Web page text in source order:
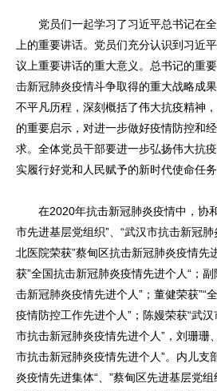
党员们一起学习了习近平总书记在全
上的重要讲话。党员们充分认识到习近
议上重要讲话的重大意义。总书记的重
击新冠肺炎疫情斗争取得的重大战略成
不平凡历程，深刻概括了伟大抗疫精神
的重要启示，对进一步做好疫情防控和
求。全体党员干部要进一步弘扬伟大抗
实履行好党和人民赋予的新时代使命任务
在2020年抗击新冠肺炎疫情中，协和
市先进基层党组织”、“武汉市抗击新冠
北医院荣获”蔡甸区抗击新冠肺炎疫情先
获”全国抗击新冠肺炎疫情先进个人“；
击新冠肺炎疫情先进个人”；董健荣获”“
疫情防控工作先进个人”；陈嫚荣获“武汉
市抗击新冠肺炎疫情先进个人”，刘珊珊
市抗击新冠肺炎疫情先进个人”。内儿支
炎疫情先进集体“、”蔡甸区先进基层党